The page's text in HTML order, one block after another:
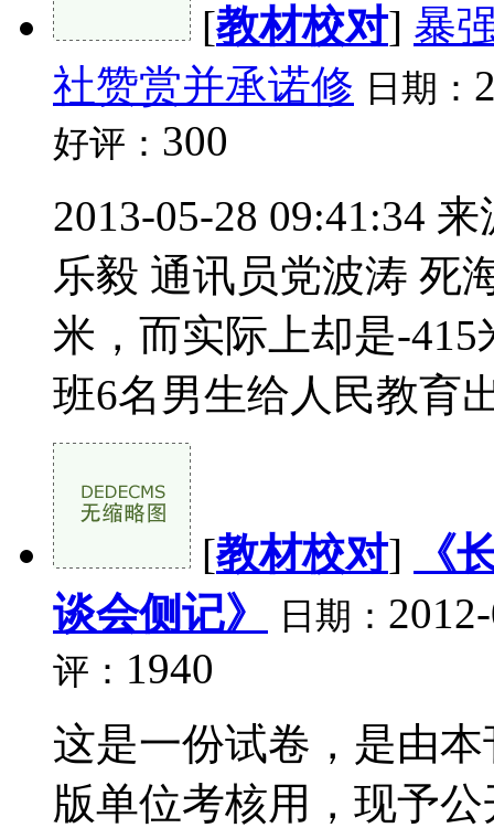
[教材校对] 暴
社赞赏并承诺修 日期：
好评： 300
2013-05-28 09:41:34
乐毅 通讯员党波涛 死
米，而实际上却是-
班6名男生给人民教育
[教材校对]
《
谈会侧记》
日期：
评： 1940
这是一份试卷，是由
版单位考核用，现予